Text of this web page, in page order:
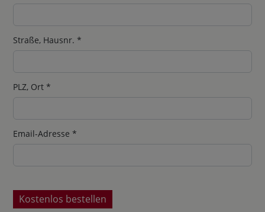
Straße, Hausnr. *
PLZ, Ort *
Email-Adresse *
Kostenlos bestellen